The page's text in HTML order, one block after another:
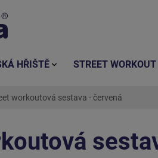
workoutová sestava - červená
HŘIŠTĚ STREET WORKOUT